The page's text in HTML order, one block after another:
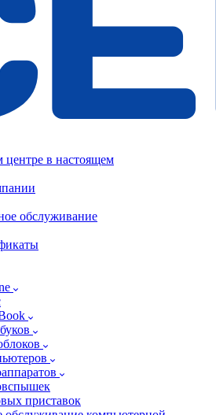
центре в настоящем
обслуживание
приставок